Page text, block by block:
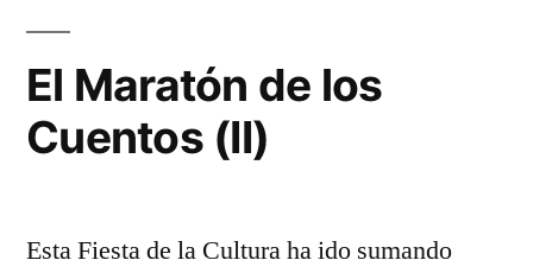
El Maratón de los
Cuentos (II)
Esta Fiesta de la Cultura ha ido sumando